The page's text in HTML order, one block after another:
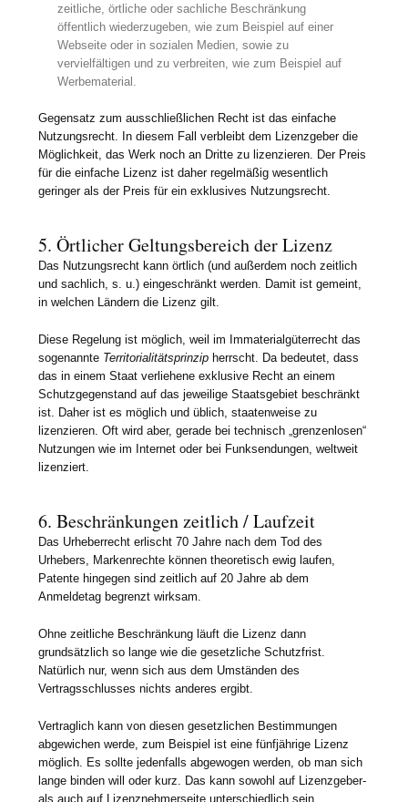
zeitliche, örtliche oder sachliche Beschränkung
öffentlich wiederzugeben, wie zum Beispiel auf einer
Webseite oder in sozialen Medien, sowie zu
vervielfältigen und zu verbreiten, wie zum Beispiel auf
Werbematerial.
Gegensatz zum ausschließlichen Recht ist das einfache
Nutzungsrecht. In diesem Fall verbleibt dem Lizenzgeber die
Möglichkeit, das Werk noch an Dritte zu lizenzieren. Der Preis
für die einfache Lizenz ist daher regelmäßig wesentlich
geringer als der Preis für ein exklusives Nutzungsrecht.
5. Örtlicher Geltungsbereich der Lizenz
Das Nutzungsrecht kann örtlich (und außerdem noch zeitlich
und sachlich, s. u.) eingeschränkt werden. Damit ist gemeint,
in welchen Ländern die Lizenz gilt.
Diese Regelung ist möglich, weil im Immaterialgüterrecht das
sogenannte Territorialitätsprinzip herrscht. Da bedeutet, dass
das in einem Staat verliehene exklusive Recht an einem
Schutzgegenstand auf das jeweilige Staatsgebiet beschränkt
ist. Daher ist es möglich und üblich, staatenweise zu
lizenzieren. Oft wird aber, gerade bei technisch „grenzenlosen“
Nutzungen wie im Internet oder bei Funksendungen, weltweit
lizenziert.
6. Beschränkungen zeitlich / Laufzeit
Das Urheberrecht erlischt 70 Jahre nach dem Tod des
Urhebers, Markenrechte können theoretisch ewig laufen,
Patente hingegen sind zeitlich auf 20 Jahre ab dem
Anmeldetag begrenzt wirksam.
Ohne zeitliche Beschränkung läuft die Lizenz dann
grundsätzlich so lange wie die gesetzliche Schutzfrist.
Natürlich nur, wenn sich aus dem Umständen des
Vertragsschlusses nichts anderes ergibt.
Vertraglich kann von diesen gesetzlichen Bestimmungen
abgewichen werde, zum Beispiel ist eine fünfjährige Lizenz
möglich. Es sollte jedenfalls abgewogen werden, ob man sich
lange binden will oder kurz. Das kann sowohl auf Lizenzgeber-
als auch auf Lizenznehmerseite unterschiedlich sein.